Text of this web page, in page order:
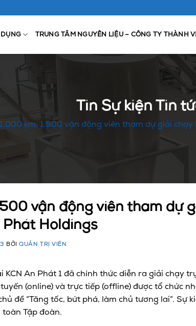
TRUNG TÂM NGUYÊN LIỆU – CÔNG TY THÀNH
Tin Sự kiện Tin
km, 1.500 vận động viên tham dự giải
vận động viên tham dự
Holdings
BỞIQUẢN TRỊ VIÊN
An Phát 1 đã chính thức diễn ra giải chạy
(online) và trực tiếp (offline) được tổ chức
đề “Tăng tốc, bứt phá, làm chủ tương lai”. Sự
Tập đoàn.